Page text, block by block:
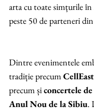
arta cu toate simțurile
peste 50 de parteneri
Dintre evenimentele
tradiție precumCellEast
precum șiconcertele de
Anul Nou de la Sibiu.